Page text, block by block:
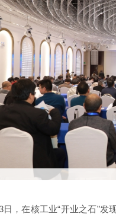
日，在核工业“开业之石”